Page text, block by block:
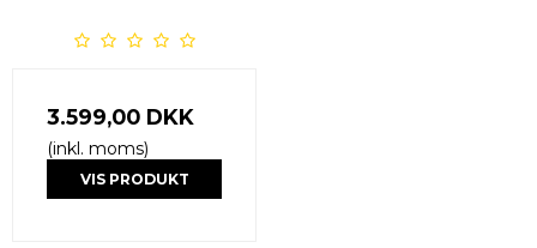
3.599,00 DKK
(inkl. moms)
VIS PRODUKT